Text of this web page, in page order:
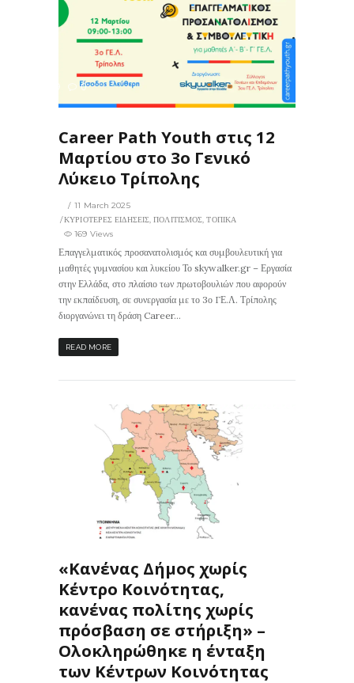
169 0
Career Path Youth στις 12
Μαρτίου στο 3ο Γενικό
Λύκειο Τρίπολης
11 March 2025
ΚΥΡΙΟΤΕΡΕΣ ΕΙΔΗΣΕΙΣ,ΠΟΛΙΤΙΣΜΟΣ,ΤΟΠΙΚΑ
169 Views
Επαγγελματικός προσανατολισμός και συμβουλευτική για
μαθητές γυμνασίου και λυκείου Το skywalker.gr – Εργασία
στην Ελλάδα, στο πλαίσιο των πρωτοβουλιών που αφορούν
την εκπαίδευση, σε συνεργασία με το 3ο ΓΕ.Λ. Τρίπολης
διοργανώνει τη δράση Career...
READ MORE
«Κανένας Δήμος χωρίς
Κέντρο Κοινότητας,
κανένας πολίτης χωρίς
πρόσβαση σε στήριξη» –
Ολοκληρώθηκε η ένταξη
των Κέντρων Κοινότητας